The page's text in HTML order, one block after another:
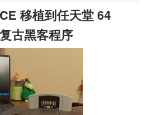
移植到任天堂 64
古黑客程序